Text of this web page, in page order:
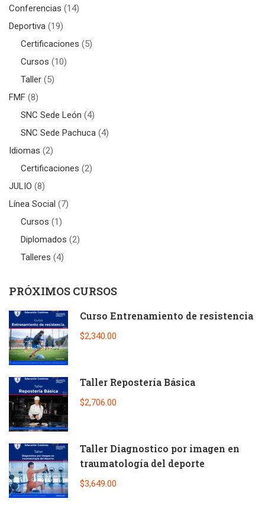
Conferencias (14)
Deportiva (19)
Certificaciones (5)
Cursos (10)
Taller (5)
FMF (8)
SNC Sede León (4)
SNC Sede Pachuca (4)
Idiomas (2)
Certificaciones (2)
JULIO (8)
Línea Social (7)
Cursos (1)
Diplomados (2)
Talleres (4)
PRÓXIMOS CURSOS
Curso Entrenamiento de resistencia
$2,340.00
Taller Repostería Básica
$2,706.00
Taller Diagnostico por imagen en
traumatología del deporte
$3,649.00